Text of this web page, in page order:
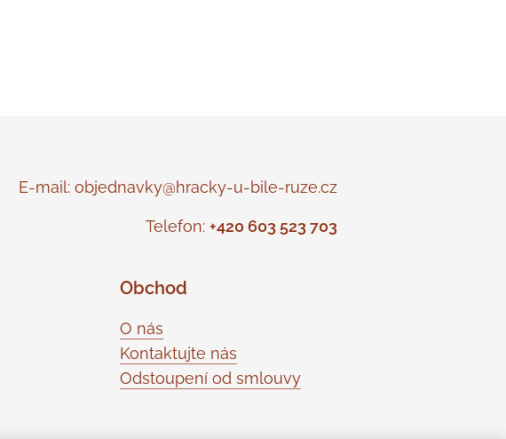
E-mail: objednavky@hracky-u-bile-ruze.cz
Telefon: +420 603 523 703
Obchod
O nás
Kontaktujte nás
Odstoupení od smlouvy